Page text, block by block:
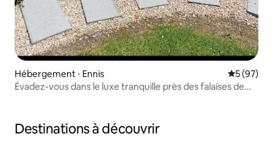
Hébergement ⋅ Ennis
5 (97)
Évadez-vous dans le luxe tranquille près des falaises de
Destinations à découvrir